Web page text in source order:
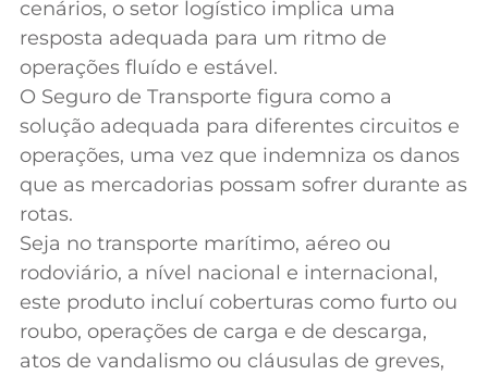
cenários, o setor logístico implica uma
resposta adequada para um ritmo de
operações fluído e estável.
O Seguro de Transporte figura como a
solução adequada para diferentes circuitos e
operações, uma vez que indemniza os danos
que as mercadorias possam sofrer durante as
rotas.
Seja no transporte marítimo, aéreo ou
rodoviário, a nível nacional e internacional,
este produto incluí coberturas como furto ou
roubo, operações de carga e de descarga,
atos de vandalismo ou cláusulas de greves,